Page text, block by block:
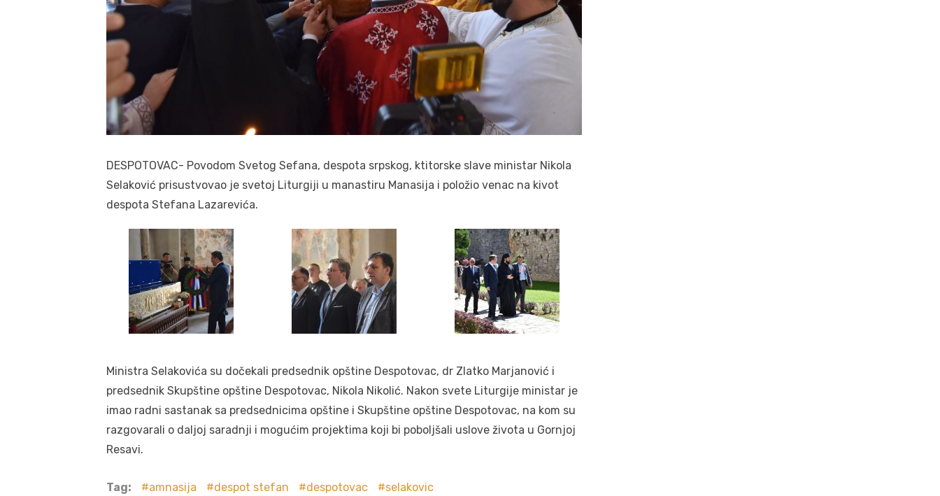
DESPOTOVAC- Povodom Svetog Sefana, despota srpskog, ktitorske slave ministar Nikola
Selaković prisustvovao je svetoj Liturgiji u manastiru Manasija i položio venac na kivot
despota Stefana Lazarevića.
Ministra Selakovića su dočekali predsednik opštine Despotovac, dr Zlatko Marjanović i
predsednik Skupštine opštine Despotovac, Nikola Nikolić. Nakon svete Liturgije ministar je
imao radni sastanak sa predsednicima opštine i Skupštine opštine Despotovac, na kom su
razgovarali o daljoj saradnji i mogućim projektima koji bi poboljšali uslove života u Gornjoj
Resavi.
Tag: amnasija despot stefan despotovac selakovic